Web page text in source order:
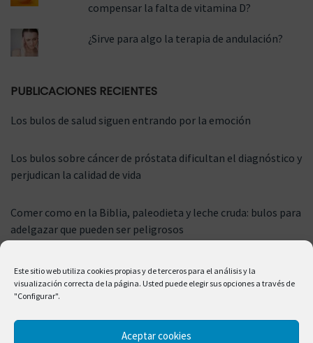
Este sitio web utiliza cookies propias y de terceros para el análisis y la
visualización correcta de la página. Usted puede elegir sus opciones a través de
"Configurar".
Aceptar cookies
compensar la falta de vitamina D?
¿Sirve para algo la terapia de andulación?
PUBLICACIONES RECIENTES
Los bulos de salud siguen entrando por la emoción
Los bulos sobre cáncer de próstata dificultan el diagnóstico y
perjudican la calidad de vida
Comer como en la Biblia, paleodieta y leche cruda: bulos para
adelgazar que pueden ser peligrosos